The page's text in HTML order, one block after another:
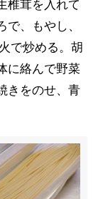
椎茸を入れて
、もやし、
で炒める。胡
に絡んで野菜
きをのせ、青